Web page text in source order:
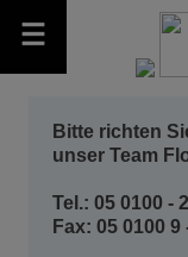
Bitte richten
unser Team
Tel.: 05 0100 -
Fax: 05 0100 9